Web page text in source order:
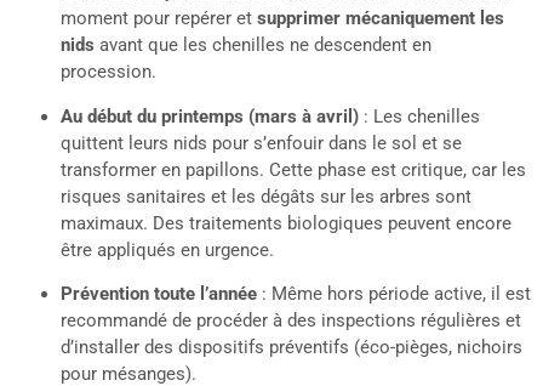
moment pour repérer et supprimer mécaniquement les
nids avant que les chenilles ne descendent en
procession.
Au début du printemps (mars à avril) : Les chenilles
quittent leurs nids pour s’enfouir dans le sol et se
transformer en papillons. Cette phase est critique, car les
risques sanitaires et les dégâts sur les arbres sont
maximaux. Des traitements biologiques peuvent encore
être appliqués en urgence.
Prévention toute l’année : Même hors période active, il est
recommandé de procéder à des inspections régulières et
d’installer des dispositifs préventifs (éco-pièges, nichoirs
pour mésanges).